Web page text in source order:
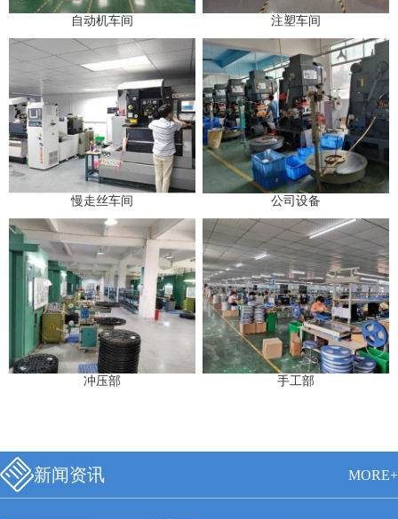
自动机车间 注塑车间
慢走丝车间 公司设备
冲压部 手工部
新闻资讯 MORE+